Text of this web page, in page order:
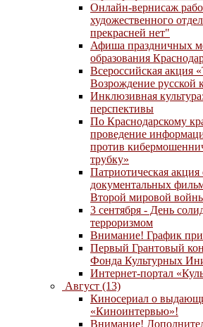
Онлайн-вернисаж
художественного
прекрасней нет"
Афиша праздничных
образования
Всероссийская акция
Возрождение русской
Инклюзивная
перспективы
По Краснодарскому
проведение
против
трубку»
Патриотическая акция
документальных
Второй мировой
3 сентября - День
терроризмом
Внимание! График
Первый Грантовый
Фонда Культурных
Интернет-портал
Август (13)
Киносериал о
«Киноинтервью»!
Внимание!